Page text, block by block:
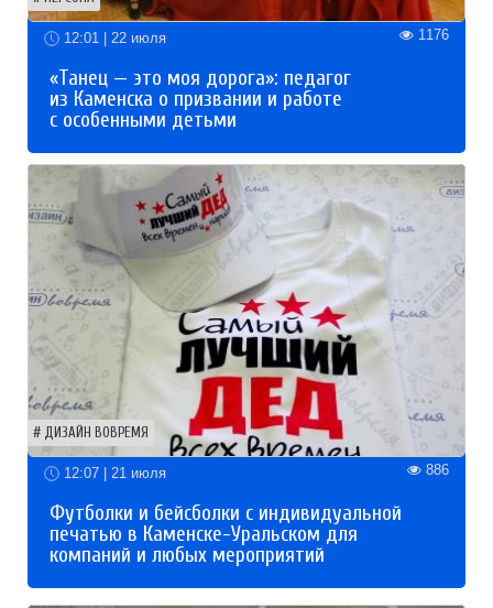
12:01 | 22 июля 1176
«Танец — это моя дорога»: педагог
из Каменска о призвании и работе
с особенными детьми
ДИЗАЙН ВОВРЕМЯ
12:07 | 21 июля 886
Футболки и бейсболки с индивидуальной
печатью в Каменске-Уральском для
компаний и любых мероприятий